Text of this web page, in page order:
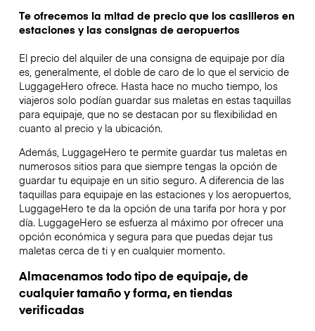
Te ofrecemos la mitad de precio que los casilleros en
estaciones y las consignas de aeropuertos
El precio del alquiler de una consigna de equipaje por día
es, generalmente, el doble de caro de lo que el servicio de
LuggageHero ofrece. Hasta hace no mucho tiempo, los
viajeros solo podían guardar sus maletas en estas taquillas
para equipaje, que no se destacan por su flexibilidad en
cuanto al precio y la ubicación.
Además, LuggageHero te permite guardar tus maletas en
numerosos sitios para que siempre tengas la opción de
guardar tu equipaje en un sitio seguro. A diferencia de las
taquillas para equipaje en las estaciones y los aeropuertos,
LuggageHero te da la opción de una tarifa por hora y por
día. LuggageHero se esfuerza al máximo por ofrecer una
opción económica y segura para que puedas dejar tus
maletas cerca de ti y en cualquier momento.
Almacenamos todo tipo de equipaje, de
cualquier tamaño y forma, en tiendas
verificadas